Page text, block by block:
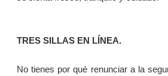
TRES SILLAS EN LÍNEA.
No tienes por qué renunciar a la